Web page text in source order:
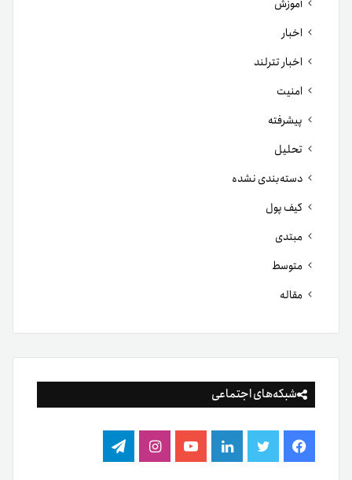
آموزش
اخبار
اخبار تترلند
امنیت
پیشرفته
تحلیل
دسته‌بندی نشده
کیف پول
مبتدی
متوسط
مقاله
شبکه‌های اجتماعی
فیس توییتر لینکدینیوتیوباینستاگرام
تلگرام